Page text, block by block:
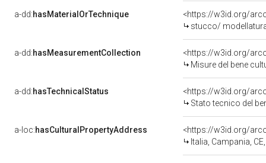
a-dd:hasMaterialOrTechnique
<https://w3id.org/
stucco/
a-dd:hasMeasurementCollection
<https://w3id.org/
Misure del bene
a-dd:hasTechnicalStatus
<https://w3id.org/
Stato tecnico del
a-loc:hasCulturalPropertyAddress
<https://w3id.org/
Italia, Campania,